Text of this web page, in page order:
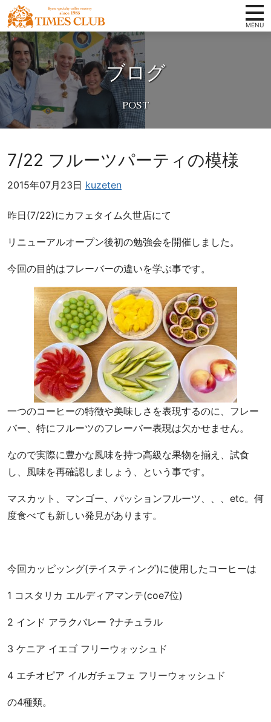
コンテンツへ
ナビゲーションへ
ホームへ
ホーム
タイムズクラブの想い
スペシャルティコーヒーとは
取扱い商品
会社概要
卸案内
写真ギャラリー
お知らせ
オンラインショップ
京
都
ス
ペ
シ
ャ
テ
ィ
コ
ヒ
ー
豆
門
し
い
ー
ヒ
で
生
お
様
を
せ
す
ス
ブログ
7/22 フルーツパーティの模様
2015年07月23日 kuzeten
昨日(7/22)にカフェタイム久世店にて
リニューアルオープン後初の勉強会を開催しました。
今回の目的はフレーバーの違いを学ぶ事です。
一つのコーヒーの特徴や美味しさを表現するのに、フレー
バー、特にフルーツのフレーバー表現は欠かせません。
なので実際に豊かな風味を持つ高級な果物を揃え、試食
し、風味を再確認しましょう、という事です。
マスカット、マンゴー、パッションフルーツ、、、etc。何
度食べても新しい発見があります。
今回カッピッング(テイスティング)に使用したコーヒーは
1 コスタリカ エルディアマンテ(coe7位)
2 インド アラクバレー ?ナチュラル
3 ケニア イエゴ フリーウォッシュド
4 エチオピア イルガチェフェ フリーウォッシュド
の4種類。